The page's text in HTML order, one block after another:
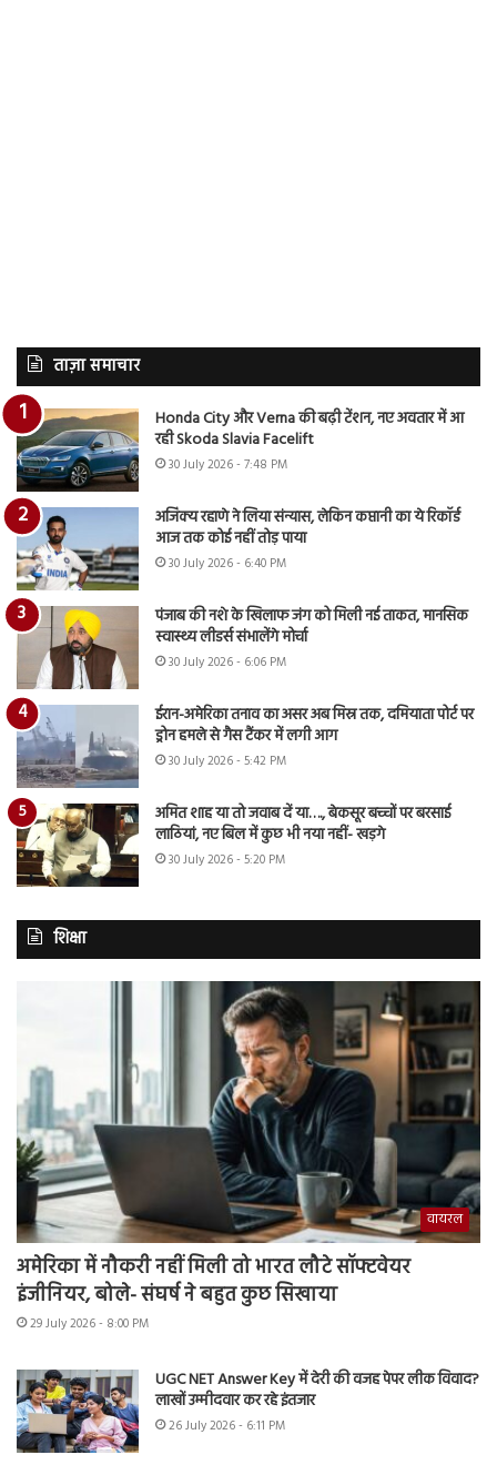
ताज़ा समाचार
Honda City और Verna की बढ़ी टेंशन, नए अवतार में आ
रही Skoda Slavia Facelift
30 July 2026 - 7:48 PM
अजिंक्य रहाणे ने लिया संन्यास, लेकिन कप्तानी का ये रिकॉर्ड
आज तक कोई नहीं तोड़ पाया
30 July 2026 - 6:40 PM
पंजाब की नशे के खिलाफ जंग को मिली नई ताकत, मानसिक
स्वास्थ्य लीडर्स संभालेंगे मोर्चा
30 July 2026 - 6:06 PM
ईरान-अमेरिका तनाव का असर अब मिस्र तक, दमियाता पोर्ट पर
ड्रोन हमले से गैस टैंकर में लगी आग
30 July 2026 - 5:42 PM
अमित शाह या तो जवाब दें या…., बेकसूर बच्चों पर बरसाई
लाठियां, नए बिल में कुछ भी नया नहीं- खड़गे
30 July 2026 - 5:20 PM
शिक्षा
वायरल
अमेरिका में नौकरी नहीं मिली तो भारत लौटे सॉफ्टवेयर
इंजीनियर, बोले- संघर्ष ने बहुत कुछ सिखाया
29 July 2026 - 8:00 PM
UGC NET Answer Key में देरी की वजह पेपर लीक विवाद?
लाखों उम्मीदवार कर रहे इंतजार
26 July 2026 - 6:11 PM